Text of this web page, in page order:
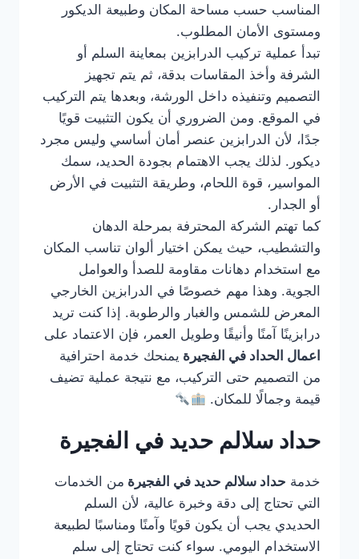
المناسب حسب مساحة المكان وطبيعة الديكور
ومستوى الأمان المطلوب.
تبدأ عملية تركيب الدرابزين بمعاينة السلم أو
الشرفة وأخذ المقاسات بدقة، ثم يتم تجهيز
التصميم وتنفيذه داخل الورشة، وبعدها يتم التركيب
في الموقع. ومن الضروري أن يكون التثبيت قويًا
جدًا، لأن الدرابزين عنصر أمان أساسي وليس مجرد
ديكور. لذلك يجب الاهتمام بجودة الحديد، سمك
المواسير، قوة اللحام، وطريقة التثبيت في الأرض
أو الجدار.
كما تهتم الشركة المحترفة بمرحلة الدهان
والتشطيب، حيث يمكن اختيار ألوان تناسب المكان
مع استخدام دهانات مقاومة للصدأ والعوامل
الجوية. وهذا مهم خصوصًا في الدرابزين الخارجي
المعرض للشمس والغبار والرطوبة. إذا كنت تريد
درابزينًا آمنًا وأنيقًا وطويل العمر، فإن الاعتماد على
اعمال الحداد في الفجيرة يمنحك خدمة احترافية
من التصميم حتى التركيب، مع نتيجة عملية تضيف
قيمة وجمالًا للمكان.
حداد سلالم حديد في الفجيرة
خدمة حداد سلالم حديد في الفجيرة من الخدمات
التي تحتاج إلى دقة وخبرة عالية، لأن السلم
الحديدي يجب أن يكون قويًا وآمنًا ومناسبًا لطبيعة
الاستخدام اليومي. سواء كنت تحتاج إلى سلم